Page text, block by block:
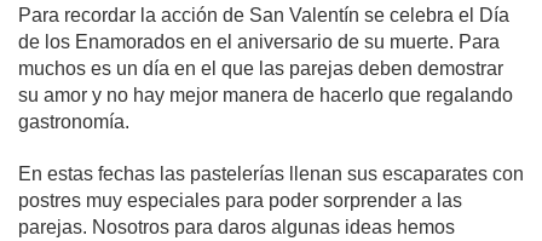
Para recordar la acción de San Valentín se celebra el Día
de los Enamorados en el aniversario de su muerte. Para
muchos es un día en el que las parejas deben demostrar
su amor y no hay mejor manera de hacerlo que regalando
gastronomía.
En estas fechas las pastelerías llenan sus escaparates con
postres muy especiales para poder sorprender a las
parejas. Nosotros para daros algunas ideas hemos